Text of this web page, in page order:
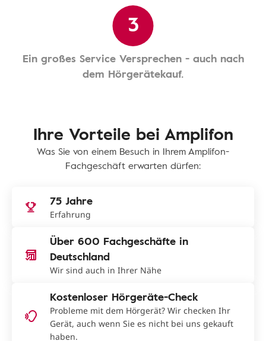
3
Ein großes Service Versprechen - auch nach
dem Hörgerätekauf.
Ihre Vorteile bei Amplifon
Was Sie von einem Besuch in Ihrem Amplifon-
Fachgeschäft erwarten dürfen:
75 Jahre
Erfahrung
Über 600 Fachgeschäfte in
Deutschland
Wir sind auch in Ihrer Nähe
Kostenloser Hörgeräte-Check
Probleme mit dem Hörgerät? Wir checken Ihr
Gerät, auch wenn Sie es nicht bei uns gekauft
haben.